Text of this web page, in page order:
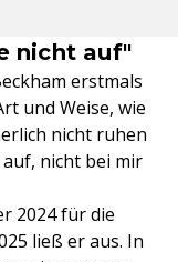
nicht auf"
erstmals
und Weise, wie
nicht ruhen
auf, nicht bei mir
2024 für die
ließ er aus. In